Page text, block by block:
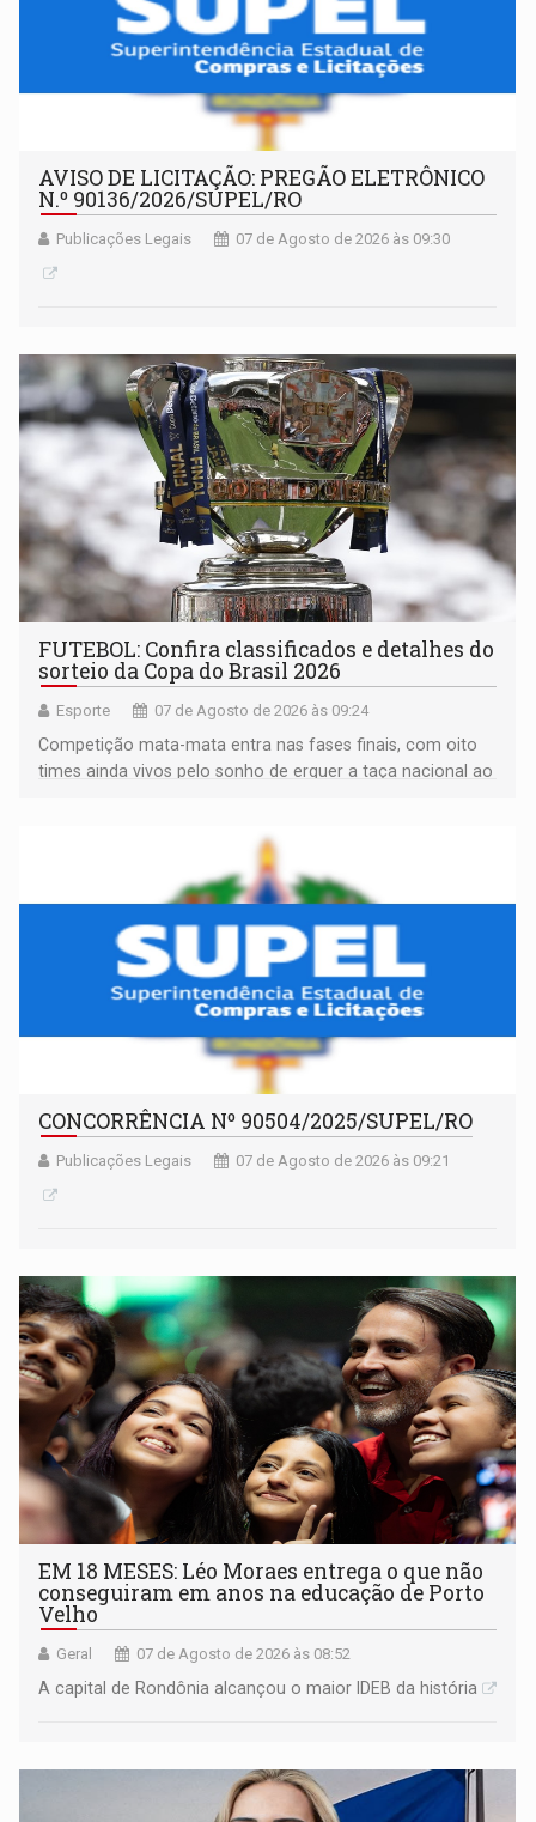
AVISO DE LICITAÇÃO: PREGÃO ELETRÔNICO
N.º 90136/2026/SUPEL/RO
Publicações Legais 07 de Agosto de 2026 às 09:30
FUTEBOL: Confira classificados e detalhes do
sorteio da Copa do Brasil 2026
Esporte 07 de Agosto de 2026 às 09:24
Competição mata-mata entra nas fases finais, com oito
times ainda vivos pelo sonho de erguer a taça nacional ao
CONCORRÊNCIA Nº 90504/2025/SUPEL/RO
Publicações Legais 07 de Agosto de 2026 às 09:21
EM 18 MESES: Léo Moraes entrega o que não
conseguiram em anos na educação de Porto
Velho
Geral 07 de Agosto de 2026 às 08:52
A capital de Rondônia alcançou o maior IDEB da história